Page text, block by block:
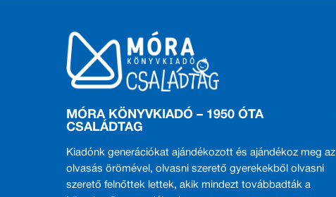
MÓRA KÖNYVKIADÓ – 1950 ÓTA
CSALÁDTAG
Kiadónk generációkat ajándékozott és ajándékoz meg az
olvasás örömével, olvasni szerető gyerekekből olvasni
szerető felnőttek lettek, akik mindezt továbbadták a